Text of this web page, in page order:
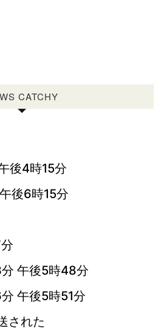
CATCHY
後4時15分
後6時15分
午後5時48分
午後5時51分
された